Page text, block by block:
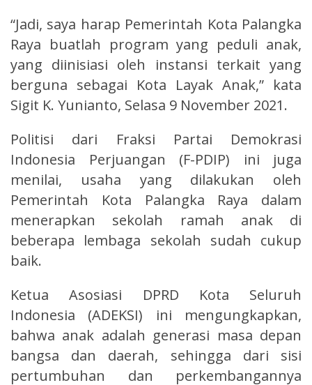
“Jadi, saya harap Pemerintah Kota Palangka
Raya buatlah program yang peduli anak,
yang diinisiasi oleh instansi terkait yang
berguna sebagai Kota Layak Anak,” kata
Sigit K. Yunianto, Selasa 9 November 2021.
Politisi dari Fraksi Partai Demokrasi
Indonesia Perjuangan (F-PDIP) ini juga
menilai, usaha yang dilakukan oleh
Pemerintah Kota Palangka Raya dalam
menerapkan sekolah ramah anak di
beberapa lembaga sekolah sudah cukup
baik.
Ketua Asosiasi DPRD Kota Seluruh
Indonesia (ADEKSI) ini mengungkapkan,
bahwa anak adalah generasi masa depan
bangsa dan daerah, sehingga dari sisi
pertumbuhan dan perkembangannya